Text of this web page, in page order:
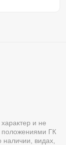
и не
положениями ГК
видах,